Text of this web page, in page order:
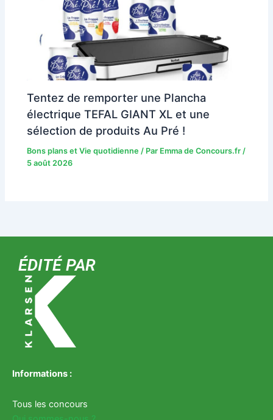
Tentez de remporter une Plancha
électrique TEFAL GIANT XL et une
sélection de produits Au Pré !
Bons plans et Vie quotidienne / Par Emma de Concours.fr/
5 août 2026
ÉDITÉ PAR
Informations :
Tous les concours